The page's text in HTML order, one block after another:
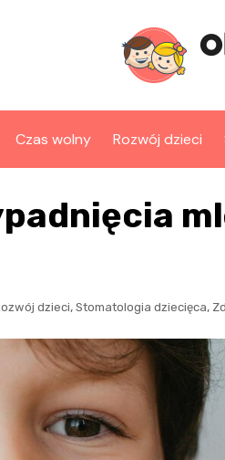
Czas wolny Rozwój dzieci
dzieci, Stomatologia dziecięca,